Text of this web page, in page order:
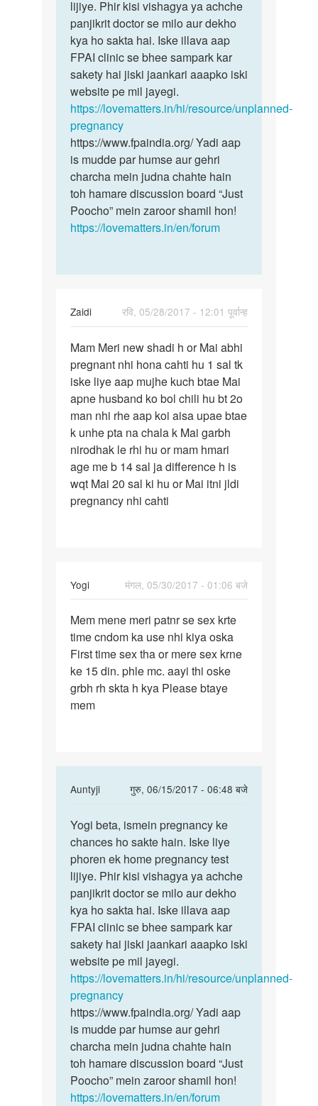
gf
ka
6
month
se
mc
by
raj
ji
pregnancy
ke
lijiye. Phir kisi vishagya ya achche
panjikrit doctor se milo aur dekho
kya ho sakta hai. Iske illava aap
FPAI clinic se bhee sampark kar
sakety hai jiski jaankari aaapko iski
website pe mil jayegi.
https://lovematters.in/hi/resource/unplanned-
pregnancy
https://www.fpaindia.org/ Yadi aap
is mudde par humse aur gehri
charcha mein judna chahte hain
toh hamare discussion board “Just
Poocho” mein zaroor shamil hon!
https://lovematters.in/en/forum
Zaidi
रवि, 05/28/2017 - 12:01 पूर्वान्ह
Mam
Meri
new
shadi
h
or
Mai
Mam Meri new shadi h or Mai abhi
pregnant nhi hona cahti hu 1 sal tk
iske liye aap mujhe kuch btae Mai
apne husband ko bol chili hu bt 2o
man nhi rhe aap koi aisa upae btae
k unhe pta na chala k Mai garbh
nirodhak le rhi hu or mam hmari
age me b 14 sal ja difference h is
wqt Mai 20 sal ki hu or Mai itni jldi
pregnancy nhi cahti
Yogi
मंगल, 05/30/2017 - 01:06 बजे
Mem
mene
meri
patnr
se
sex
Mem mene meri patnr se sex krte
time cndom ka use nhi kiya oska
First time sex tha or mere sex krne
ke 15 din. phle mc. aayi thi oske
grbh rh skta h kya Please btaye
mem
Auntyji
गुरु, 06/15/2017 - 06:48 बजे
In
to
Mem
mene
meri
patnr
se
sex
by
Yogi
Yogi
beta,
ismein
pregnancy
Yogi beta, ismein pregnancy ke
chances ho sakte hain. Iske liye
phoren ek home pregnancy test
lijiye. Phir kisi vishagya ya achche
panjikrit doctor se milo aur dekho
kya ho sakta hai. Iske illava aap
FPAI clinic se bhee sampark kar
sakety hai jiski jaankari aaapko iski
website pe mil jayegi.
https://lovematters.in/hi/resource/unplanned-
pregnancy
https://www.fpaindia.org/ Yadi aap
is mudde par humse aur gehri
charcha mein judna chahte hain
toh hamare discussion board “Just
Poocho” mein zaroor shamil hon!
https://lovematters.in/en/forum